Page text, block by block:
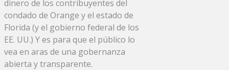
dinero de los contribuyentes del
condado de Orange y el estado de
Florida (y el gobierno federal de los
EE. UU.) Y es para que el público lo
vea en aras de una gobernanza
abierta y transparente.